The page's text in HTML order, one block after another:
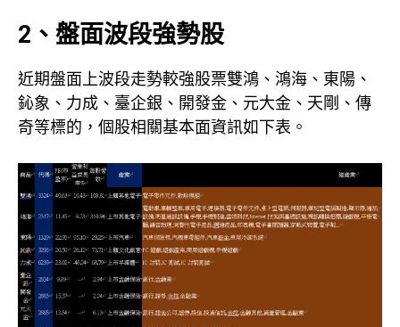
2、盤面波段強勢股
近期盤面上波段走勢較強股票雙鴻、鴻海、東陽、
鈊象、力成、臺企銀、開發金、元大金、天剛、傳
奇等標的，個股相關基本面資訊如下表。